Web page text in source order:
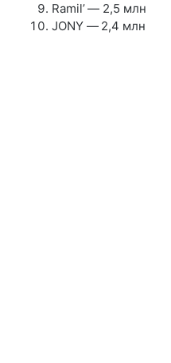
Ramil’ — 2,5 млн
JONY — 2,4 млн